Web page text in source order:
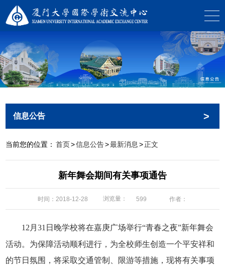
信息公告 >
当前您的位置： 首页>信息公告>最新消息 >正文
新年舞会期间有关事项通告
时间：2018-12-28 浏览量： 599 作者：
12 月31 日 晚学校将在嘉庚广场举行“青春之夜”新年舞会
活动。为保障活动顺利进行，为全校师生创造一个平安祥和
的节日氛围，将采取交通管制、限游等措施，现将有关事项